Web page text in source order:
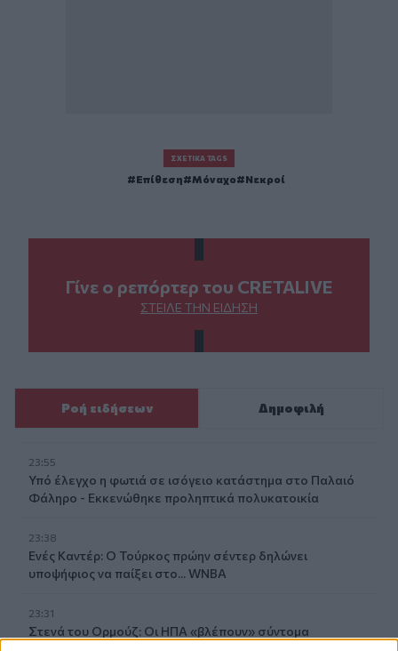
ΣΧΕΤΙΚΆ TAGS
Επίθεση Μόναχο Νεκροί
Γίνε ο ρεπόρτερ του CRETALIVE
ΣΤΕΊΛΕ ΤΗΝ ΕΊΔΗΣΗ
Ροή ειδήσεων Δημοφιλή
23:55
Υπό έλεγχο η φωτιά σε ισόγειο κατάστημα στο Παλαιό
Φάληρο - Εκκενώθηκε προληπτικά πολυκατοικία
23:38
Ενές Καντέρ: Ο Τούρκος πρώην σέντερ δηλώνει
υποψήφιος να παίξει στο... WNBA
23:31
Στενά του Ορμούζ: Οι ΗΠΑ «βλέπουν» σύντομα